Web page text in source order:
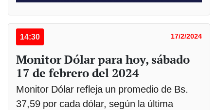
14:30 17/2/2024
Monitor Dólar para hoy, sábado
17 de febrero del 2024
Monitor Dólar refleja un promedio de Bs.
37,59 por cada dólar, según la última